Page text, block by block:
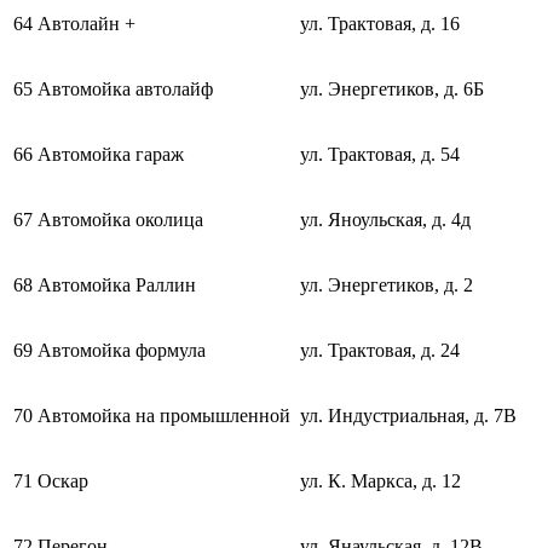
64 Автолайн + ул. Трактовая, д. 16
65 Автомойка автолайф ул. Энергетиков, д. 6Б
66 Автомойка гараж ул. Трактовая, д. 54
67 Автомойка околица ул. Яноульская, д. 4д
68 Автомойка Раллин ул. Энергетиков, д. 2
69 Автомойка формула ул. Трактовая, д. 24
70 Автомойка на промышленной ул. Индустриальная, д. 7В
71 Оскар ул. К. Маркса, д. 12